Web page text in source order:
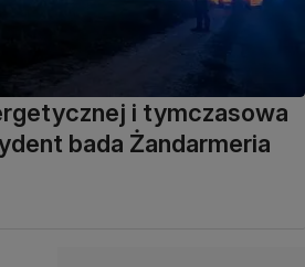
i tymczasowa
bada Żandarmeria